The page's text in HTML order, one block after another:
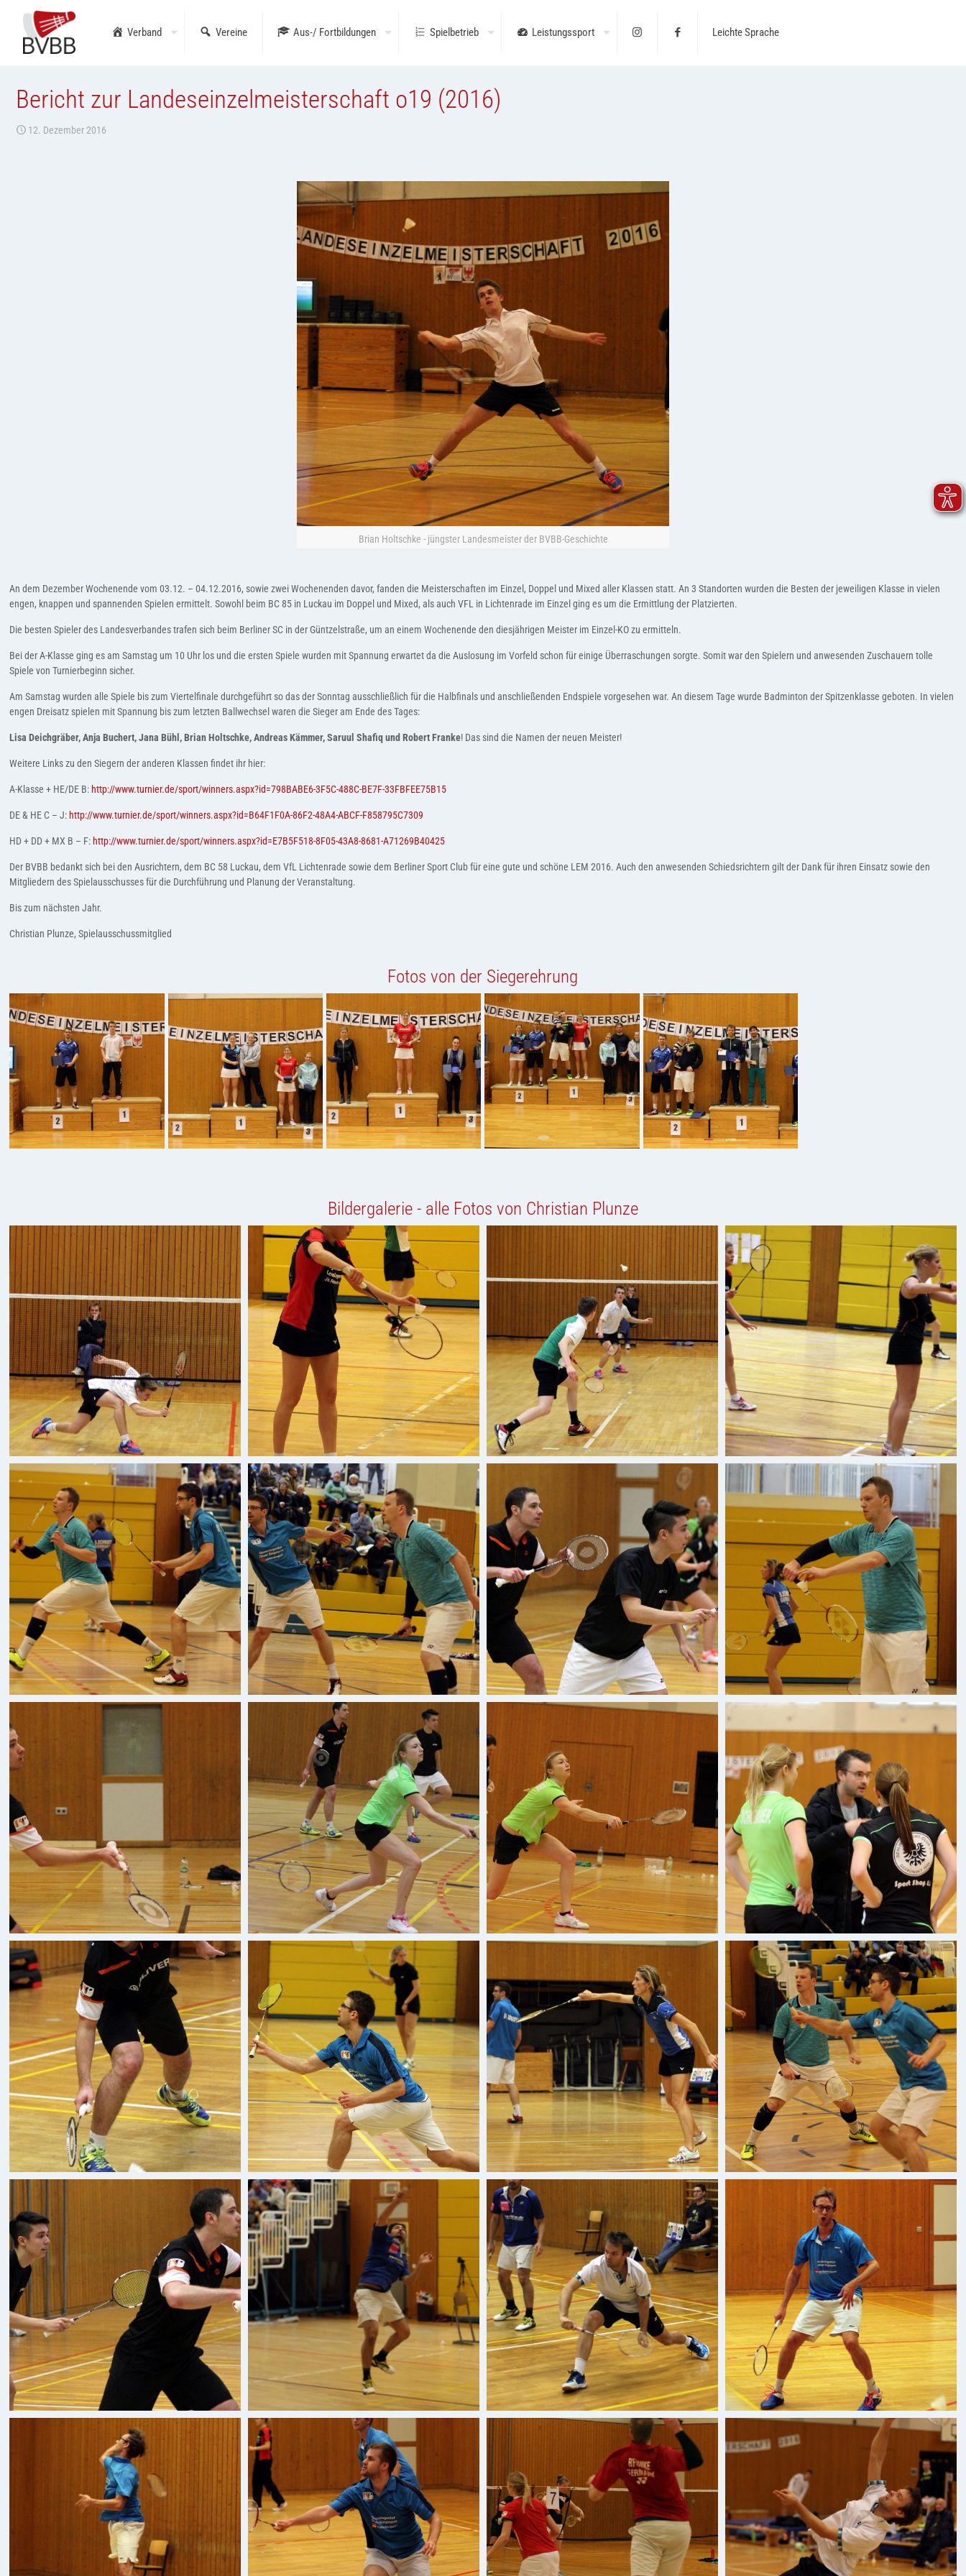
Verband Vereine Aus-/ Fortbildungen Spielbetrieb Leistungssport Leichte Sprache
Bericht zur Landeseinzelmeisterschaft o19 (2016)
12. Dezember 2016
Brian Holtschke - jüngster Landesmeister der BVBB-Geschichte
An dem Dezember Wochenende vom 03.12. – 04.12.2016, sowie zwei Wochenenden davor, fanden die Meisterschaften im Einzel, Doppel und Mixed aller Klassen statt. An 3 Standorten wurden die Besten der jeweiligen Klasse in vielen
engen, knappen und spannenden Spielen ermittelt. Sowohl beim BC 85 in Luckau im Doppel und Mixed, als auch VFL in Lichtenrade im Einzel ging es um die Ermittlung der Platzierten.
Die besten Spieler des Landesverbandes trafen sich beim Berliner SC in der Güntzelstraße, um an einem Wochenende den diesjährigen Meister im Einzel-KO zu ermitteln.
Bei der A-Klasse ging es am Samstag um 10 Uhr los und die ersten Spiele wurden mit Spannung erwartet da die Auslosung im Vorfeld schon für einige Überraschungen sorgte. Somit war den Spielern und anwesenden Zuschauern tolle
Spiele von Turnierbeginn sicher.
Am Samstag wurden alle Spiele bis zum Viertelfinale durchgeführt so das der Sonntag ausschließlich für die Halbfinals und anschließenden Endspiele vorgesehen war. An diesem Tage wurde Badminton der Spitzenklasse geboten. In vielen
engen Dreisatz spielen mit Spannung bis zum letzten Ballwechsel waren die Sieger am Ende des Tages:
Lisa Deichgräber, Anja Buchert, Jana Bühl, Brian Holtschke, Andreas Kämmer, Saruul Shafiq und Robert Franke! Das sind die Namen der neuen Meister!
Weitere Links zu den Siegern der anderen Klassen findet ihr hier:
A-Klasse + HE/DE B: http://www.turnier.de/sport/winners.aspx?id=798BABE6-3F5C-488C-BE7F-33FBFEE75B15
DE & HE C – J: http://www.turnier.de/sport/winners.aspx?id=B64F1F0A-86F2-48A4-ABCF-F858795C7309
HD + DD + MX B – F: http://www.turnier.de/sport/winners.aspx?id=E7B5F518-8F05-43A8-8681-A71269B40425
Der BVBB bedankt sich bei den Ausrichtern, dem BC 58 Luckau, dem VfL Lichtenrade sowie dem Berliner Sport Club für eine gute und schöne LEM 2016. Auch den anwesenden Schiedsrichtern gilt der Dank für ihren Einsatz sowie den
Mitgliedern des Spielausschusses für die Durchführung und Planung der Veranstaltung.
Bis zum nächsten Jahr.
Christian Plunze, Spielausschussmitglied
Fotos von der Siegerehrung
Bildergalerie - alle Fotos von Christian Plunze